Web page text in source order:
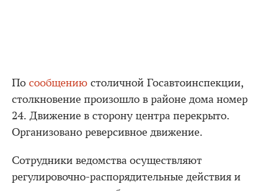
По сообщению столичной Госавтоинспекции,
столкновение произошло в районе дома номер
24. Движение в сторону центра перекрыто.
Организовано реверсивное движение.
Сотрудники ведомства осуществляют
регулировочно-распорядительные действия и